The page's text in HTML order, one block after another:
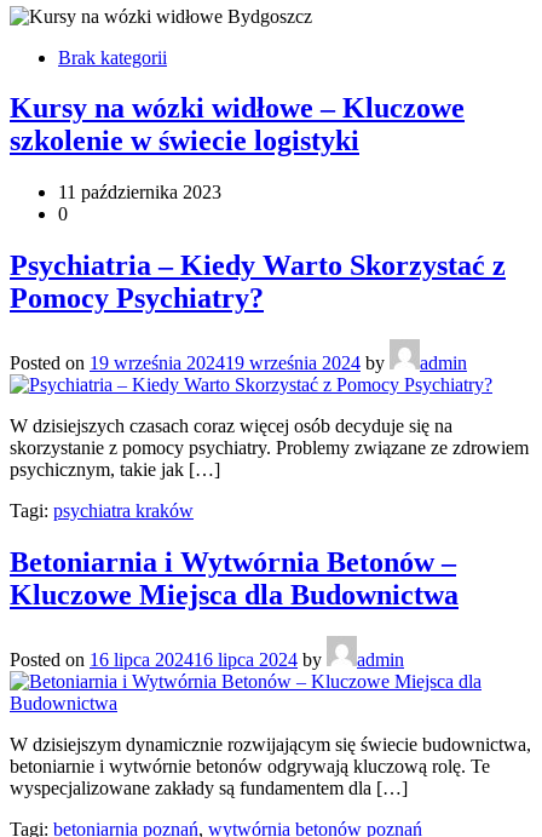
Brak kategorii
Kursy na wózki widłowe – Kluczowe
szkolenie w świecie logistyki
11 października 2023
0
Psychiatria – Kiedy Warto Skorzystać z
Pomocy Psychiatry?
Posted on 19 września 202419 września 2024 by admin
W dzisiejszych czasach coraz więcej osób decyduje się na
skorzystanie z pomocy psychiatry. Problemy związane ze zdrowiem
psychicznym, takie jak […]
Tagi: psychiatra kraków
Betoniarnia i Wytwórnia Betonów –
Kluczowe Miejsca dla Budownictwa
Posted on 16 lipca 202416 lipca 2024 by admin
W dzisiejszym dynamicznie rozwijającym się świecie budownictwa,
betoniarnie i wytwórnie betonów odgrywają kluczową rolę. Te
wyspecjalizowane zakłady są fundamentem dla […]
Tagi: betoniarnia poznań, wytwórnia betonów poznań